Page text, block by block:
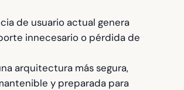
de usuario actual genera
innecesario o pérdida de
arquitectura más segura,
y preparada para